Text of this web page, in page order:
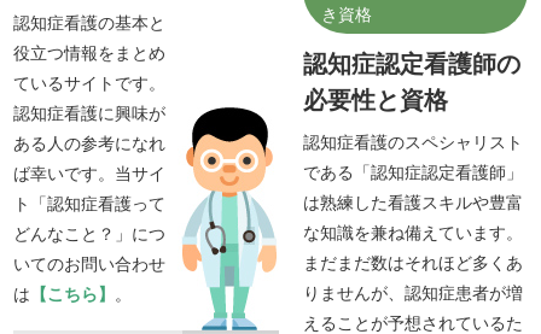
き資格
認知症認定看護師の
必要性と資格
認知症看護のスペシャリスト
である「認知症認定看護師」
は熟練した看護スキルや豊富
な知識を兼ね備えています。
まだまだ数はそれほど多くあ
りませんが、認知症患者が増
えることが予想されているた
認知症看護の基本と
役立つ情報をまとめ
ているサイトです。
認知症看護に興味が
ある人の参考になれ
ば幸いです。当サイ
ト「認知症看護って
どんなこと？」につ
いてのお問い合わせ
は 【こちら】 。